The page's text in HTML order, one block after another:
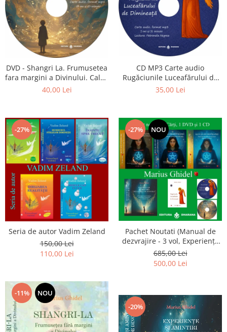
DVD - Shangri La. Frumusetea
fara margini a Divinului. Calea
catre fericire
40,00 Lei
CD MP3 Carte audio
Rugăciunile Luceafărului de
dimineață
35,00 Lei
-27%
Seria de autor Vadim Zeland
150,00 Lei
110,00 Lei
-27% NOU
Pachet Noutati (Manual de
dezvrajire - 3 vol, Experiențe
și amintiri, Rugăciunile
Luceafarului de dimineata) -
Marius Ghidel
685,00 Lei
500,00 Lei
-11% NOU
-20%